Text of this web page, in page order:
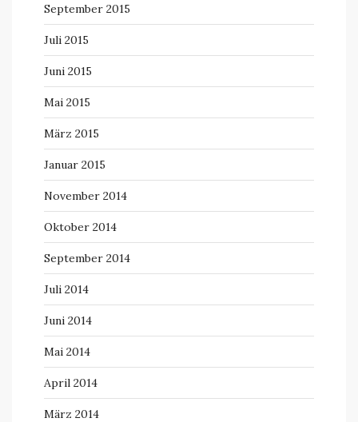
September 2015
Juli 2015
Juni 2015
Mai 2015
März 2015
Januar 2015
November 2014
Oktober 2014
September 2014
Juli 2014
Juni 2014
Mai 2014
April 2014
März 2014